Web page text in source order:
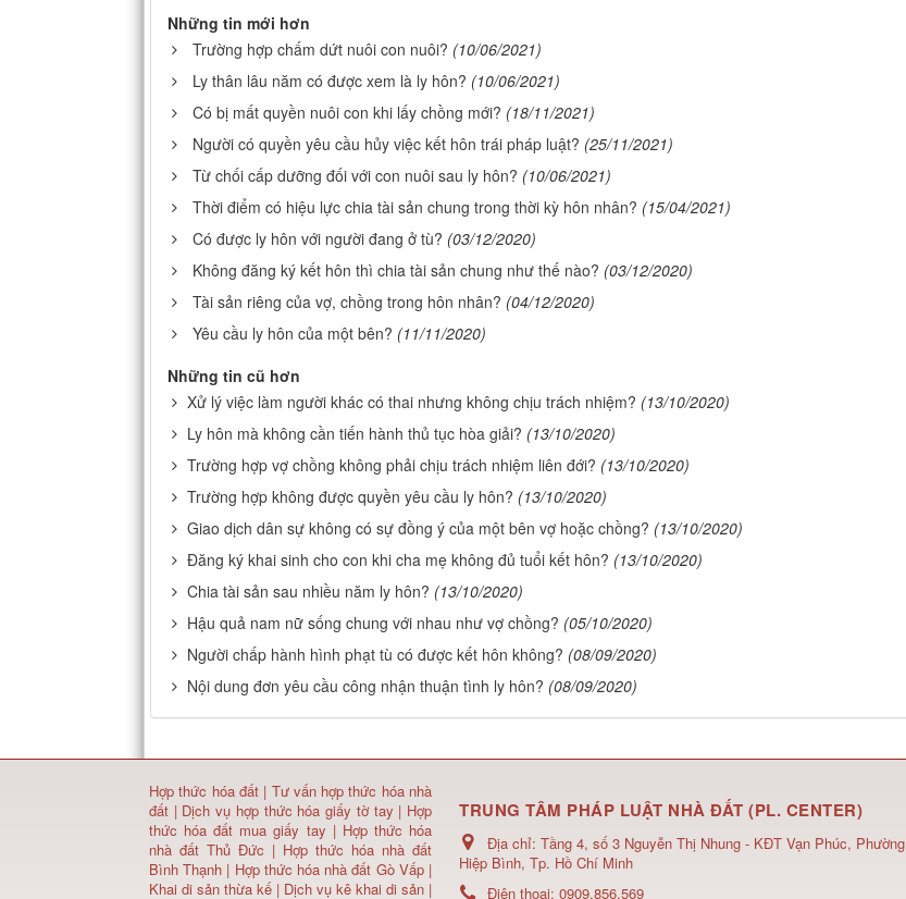
Những tin mới hơn
Trường hợp chấm dứt nuôi con nuôi? (10/06/2021)
Ly thân lâu năm có được xem là ly hôn? (10/06/2021)
Có bị mất quyền nuôi con khi lấy chồng mới? (18/11/2021)
Người có quyền yêu cầu hủy việc kết hôn trái pháp luật? (25/11/2021)
Từ chối cấp dưỡng đối với con nuôi sau ly hôn? (10/06/2021)
Thời điểm có hiệu lực chia tài sản chung trong thời kỳ hôn nhân? (15/04/2021)
Có được ly hôn với người đang ở tù? (03/12/2020)
Không đăng ký kết hôn thì chia tài sản chung như thế nào? (03/12/2020)
Tài sản riêng của vợ, chồng trong hôn nhân? (04/12/2020)
Yêu cầu ly hôn của một bên? (11/11/2020)
Những tin cũ hơn
Xử lý việc làm người khác có thai nhưng không chịu trách nhiệm? (13/10/2020)
Ly hôn mà không cần tiến hành thủ tục hòa giải? (13/10/2020)
Trường hợp vợ chồng không phải chịu trách nhiệm liên đới? (13/10/2020)
Trường hợp không được quyền yêu cầu ly hôn? (13/10/2020)
Giao dịch dân sự không có sự đồng ý của một bên vợ hoặc chồng? (13/10/2020)
Đăng ký khai sinh cho con khi cha mẹ không đủ tuổi kết hôn? (13/10/2020)
Chia tài sản sau nhiều năm ly hôn? (13/10/2020)
Hậu quả nam nữ sống chung với nhau như vợ chồng? (05/10/2020)
Người chấp hành hình phạt tù có được kết hôn không? (08/09/2020)
Nội dung đơn yêu cầu công nhận thuận tình ly hôn? (08/09/2020)
Hợp thức hóa đất| Tư vấn hợp thức hóa nhà
đất | Dịch vụ hợp thức hóa giấy tờ tay | Hợp
thức hóa đất mua giấy tay | Hợp thức hóa
nhà đất Thủ Đức | Hợp thức hóa nhà đất
Bình Thạnh | Hợp thức hóa nhà đất Gò Vấp|
Khai di sản thừa kế | Dịch vụ kê khai di sản |
TRUNG TÂM PHÁP LUẬT NHÀ ĐẤT (PL. CENTER)
Địa chỉ: Tầng 4, số 3 Nguyễn Thị Nhung - KĐT Vạn Phúc, Phường
Hiệp Bình, Tp. Hồ Chí Minh
Điện thoại: 0909.856.569